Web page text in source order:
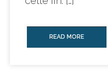
READ MORE